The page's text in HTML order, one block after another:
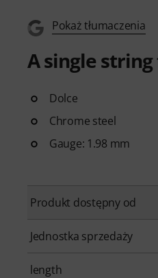
Pokaż tłumaczenia
A single
Dolce
Chrome steel
Gauge: 1.98 mm
Produkt dostępny od
Jednostka sprzedaży
length